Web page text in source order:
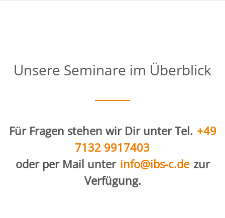
Unsere Seminare im Überblick
Für Fragen stehen wir Dir unter Tel. +49
7132 9917403
oder per Mail unter info@ibs-c.de zur
Verfügung.